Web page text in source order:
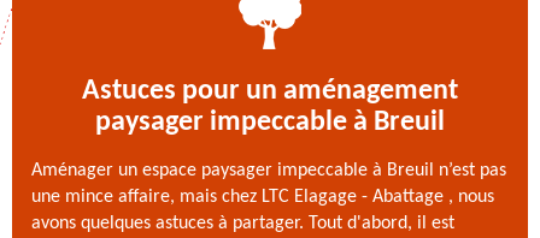
Astuces pour un aménagement
paysager impeccable à Breuil
Aménager un espace paysager impeccable à Breuil n’est pas
une mince affaire, mais chez LTC Elagage - Abattage , nous
avons quelques astuces à partager. Tout d'abord, il est